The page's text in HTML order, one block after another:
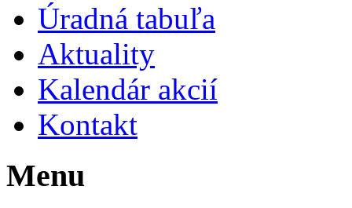
Úradná tabuľa
Aktuality
Kalendár akcií
Kontakt
Menu